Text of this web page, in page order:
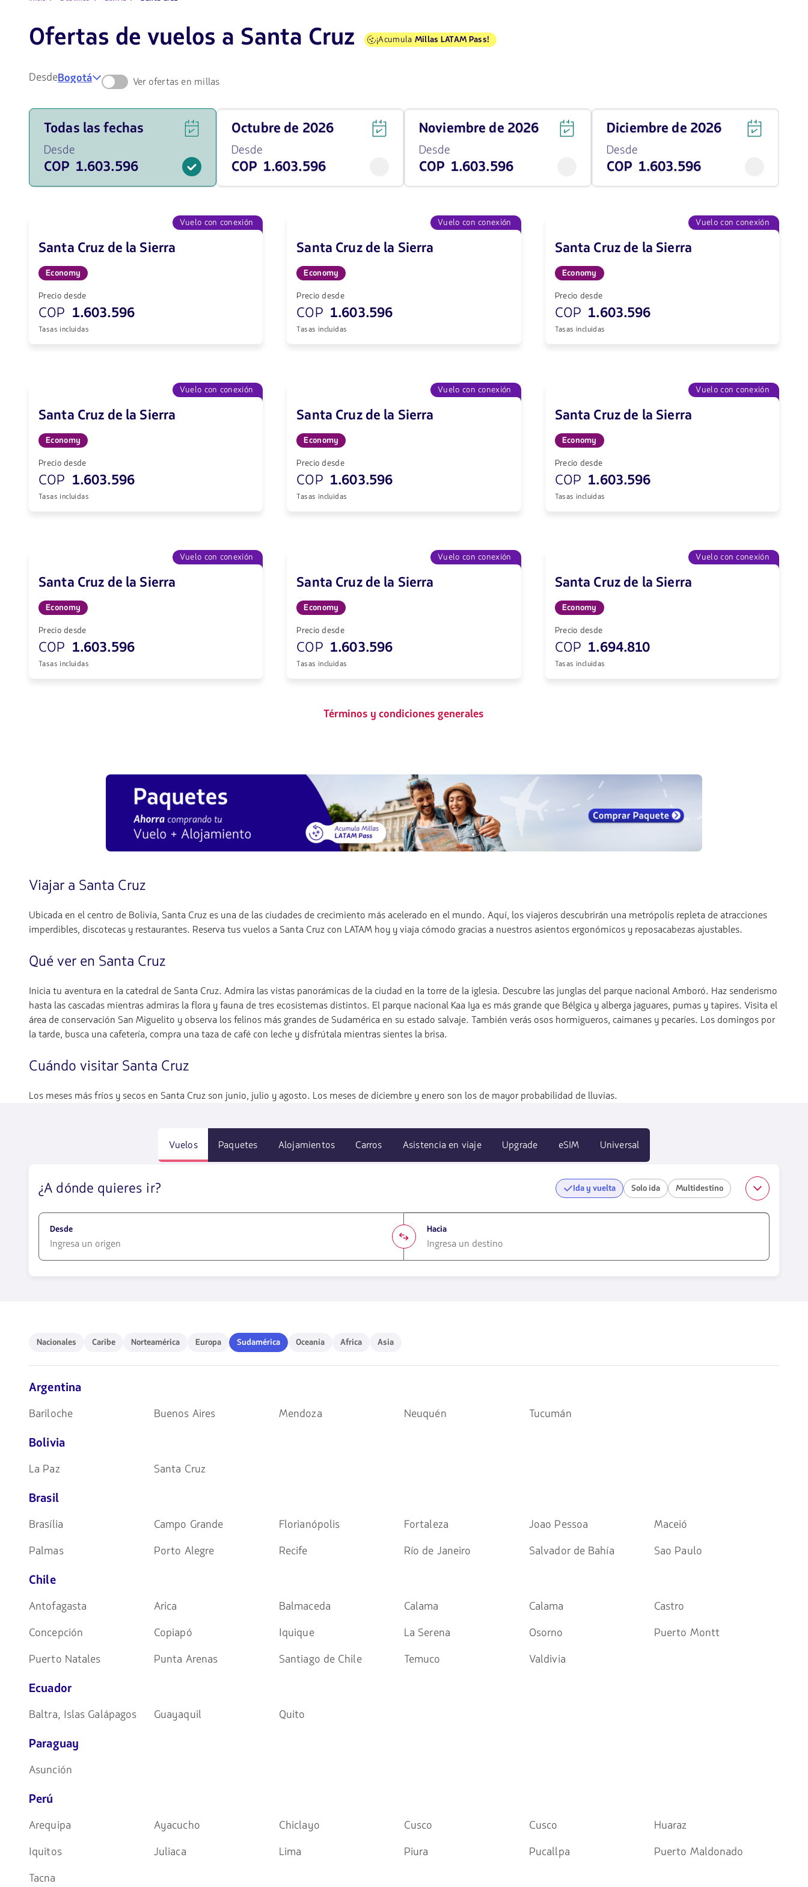
Ofertas de vuelos a Santa Cruz ¡Acumula Millas LATAM Pass!
DesdeBogotá Ver ofertas en millas
Ver
ofertas
de
vuelos
para
las
Todas las fechas
Desde
COP 1.603.596
Viaja
en
octubre
de
2026
1603596
octubre de 2026
Desde
COP 1.603.596
Viaja
en
noviembre
de
2026
1603596
noviembre de 2026
Desde
COP 1.603.596
Viaja
en
diciembre
de
2026
1603596
diciembre de 2026
Desde
COP 1.603.596
Vuelo con conexión
Santa Cruz de la Sierra
Economy
Precio desde
COP 1.603.596
Tasas incluidas
Vuelo con conexión
Santa Cruz de la Sierra
Economy
Precio desde
COP 1.603.596
Tasas incluidas
Vuelo con conexión
Santa Cruz de la Sierra
Economy
Precio desde
COP 1.603.596
Tasas incluidas
Vuelo con conexión
Santa Cruz de la Sierra
Economy
Precio desde
COP 1.603.596
Tasas incluidas
Vuelo con conexión
Santa Cruz de la Sierra
Economy
Precio desde
COP 1.603.596
Tasas incluidas
Vuelo con conexión
Santa Cruz de la Sierra
Economy
Precio desde
COP 1.603.596
Tasas incluidas
Vuelo con conexión
Santa Cruz de la Sierra
Economy
Precio desde
COP 1.603.596
Tasas incluidas
Vuelo con conexión
Santa Cruz de la Sierra
Economy
Precio desde
COP 1.603.596
Tasas incluidas
Vuelo con conexión
Santa Cruz de la Sierra
Economy
Precio desde
COP 1.694.810
Tasas incluidas
Términos y condiciones generales
Viajar a Santa Cruz
Ubicada en el centro de Bolivia, Santa Cruz es una de las ciudades de crecimiento más acelerado en el mundo. Aquí, los viajeros descubrirán una metrópolis repleta de atracciones
imperdibles, discotecas y restaurantes. Reserva tus vuelos a Santa Cruz con LATAM hoy y viaja cómodo gracias a nuestros asientos ergonómicos y reposacabezas ajustables.
Qué ver en Santa Cruz
Inicia tu aventura en la catedral de Santa Cruz. Admira las vistas panorámicas de la ciudad en la torre de la iglesia. Descubre las junglas del parque nacional Amboró. Haz senderismo
hasta las cascadas mientras admiras la flora y fauna de tres ecosistemas distintos. El parque nacional Kaa Iya es más grande que Bélgica y alberga jaguares, pumas y tapires. Visita el
área de conservación San Miguelito y observa los felinos más grandes de Sudamérica en su estado salvaje. También verás osos hormigueros, caimanes y pecaríes. Los domingos por
la tarde, busca una cafetería, compra una taza de café con leche y disfrútala mientras sientes la brisa.
Cuándo visitar Santa Cruz
Los meses más fríos y secos en Santa Cruz son junio, julio y agosto. Los meses de diciembre y enero son los de mayor probabilidad de lluvias.
Vuelos Paquetes Alojamientos Carros Asistencia en viaje Upgrade eSIM Universal
¿A dónde quieres ir? Ida y vuelta Solo ida Multidestino
Desde
de
para
Hacia
para
Nacionales
Nacionales Caribe
Caribe Norteamérica
Norteamérica Europa
Europa Sudamérica
Sudamérica Oceanía
Oceanía Africa
Africa Asia
Asia
Argentina
Bariloche Buenos Aires Mendoza Neuquén Tucumán
Bolivia
La Paz Santa Cruz
Brasil
Brasília Campo Grande Florianópolis Fortaleza Joao Pessoa
Maceió
Palmas
Porto Alegre Recife Río de Janeiro Salvador de Bahía Sao Paulo
Chile
Antofagasta Arica Balmaceda Calama Calama
Castro
Concepción
Copiapó Iquique La Serena Osorno
Puerto Montt
Puerto Natales
Punta Arenas Santiago de Chile Temuco Valdivia
Ecuador
Baltra, Islas Galápagos Guayaquil Quito
Paraguay
Asunción
Perú
Arequipa Ayacucho Chiclayo Cusco Cusco
Huaraz
Iquitos
Juliaca Lima Piura Pucallpa
Puerto Maldonado
Tacna